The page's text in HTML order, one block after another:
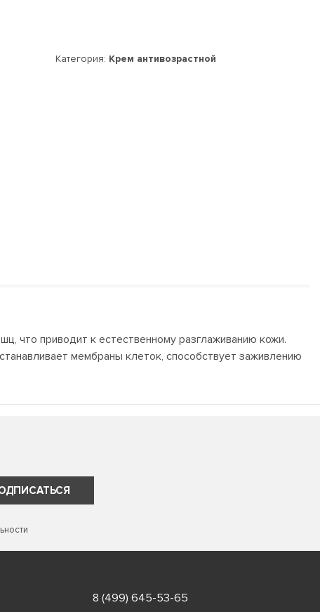
Категория: Крем антивозрастной
что приводит к естественному разглаживанию кожи.
мембраны клеток, способствует заживлению
8 (499) 645-53-65